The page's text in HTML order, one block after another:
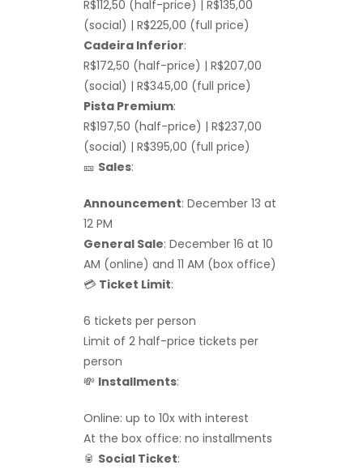
R$112,50 (half-price) | R$135,00
(social) | R$225,00 (full price)
Cadeira Inferior:
R$172,50 (half-price) | R$207,00
(social) | R$345,00 (full price)
Pista Premium:
R$197,50 (half-price) | R$237,00
(social) | R$395,00 (full price)
🎫 Sales:
Announcement: December 13 at
12 PM
General Sale: December 16 at 10
AM (online) and 11 AM (box office)
💳 Ticket Limit:
6 tickets per person
Limit of 2 half-price tickets per
person
💸 Installments:
Online: up to 10x with interest
At the box office: no installments
🥫 Social Ticket: